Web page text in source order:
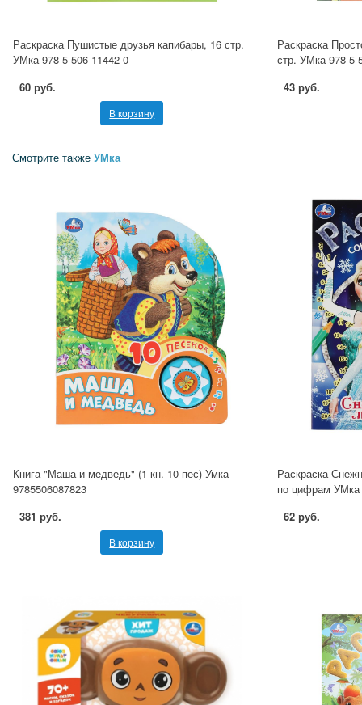
Раскраска Пушистые друзья капибары, 16 стр.
УМка 978-5-506-11442-0
60 руб.
В корзину
Раскраска
стр. УМка 978-5-
43 руб.
Смотрите также УМка
Книга "Маша и медведь" (1 кн. 10 пес) Умка
9785506087823
381 руб.
В корзину
Раскраска
по цифрам УМка
62 руб.